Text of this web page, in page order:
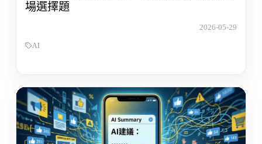
場選擇題
2026-05-29
AI